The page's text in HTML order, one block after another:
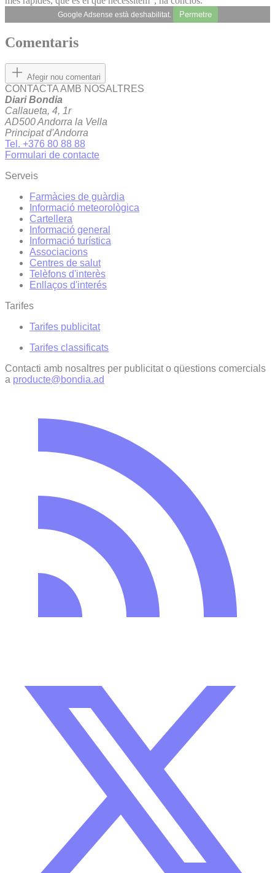
Google Adsense està deshabilitat. Permetre
Comentaris
Afegir nou comentari
CONTACTA AMB NOSALTRES
Diari Bondia
Callaueta, 4, 1r
AD500 Andorra la Vella
Principat d'Andorra
Tel. +376 80 88 88
Formulari de contacte
Serveis
Farmàcies de guàrdia
Informació meteorològica
Cartellera
Informació general
Informació turística
Associacions
Centres de salut
Telèfons d'interès
Enllaços d'interés
Tarifes
Tarifes publicitat
Tarifes classificats
Contacti amb nosaltres per publicitat o qüestions comercials
a producte@bondia.ad